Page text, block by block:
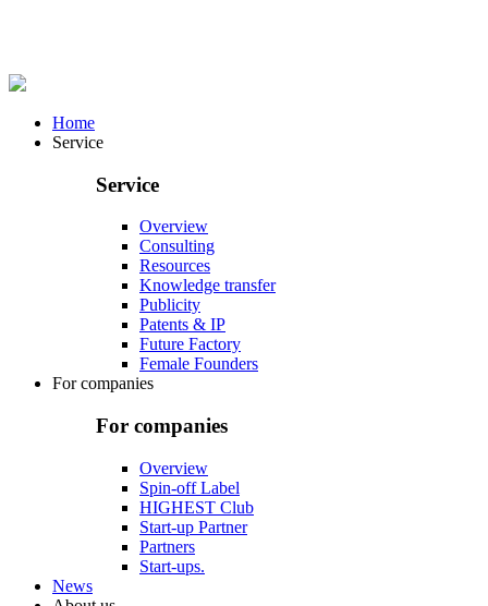
Home
Service
Service
Overview
Consulting
Resources
Knowledge transfer
Publicity
Patents & IP
Future Factory
Female Founders
For companies
For companies
Overview
Spin-off Label
HIGHEST Club
Start-up Partner
Partners
Start-ups.
News